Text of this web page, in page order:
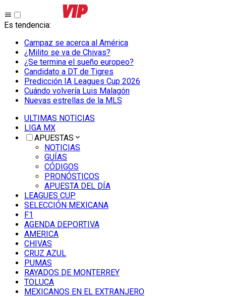
Es tendencia:
Campaz se acerca al América
¿Milito se va de Chivas?
¿Se termina el sueño europeo?
Candidato a DT de Tigres
Predicción IA Leagues Cup 2026
Cuándo volvería Luis Malagón
Nuevas estrellas de la MLS
ULTIMAS NOTICIAS
LIGA MX
APUESTAS
NOTICIAS
GUÍAS
CÓDIGOS
PRONÓSTICOS
APUESTA DEL DÍA
LEAGUES CUP
SELECCIÓN MEXICANA
F1
AGENDA DEPORTIVA
AMERICA
CHIVAS
CRUZ AZUL
PUMAS
RAYADOS DE MONTERREY
TOLUCA
MEXICANOS EN EL EXTRANJERO